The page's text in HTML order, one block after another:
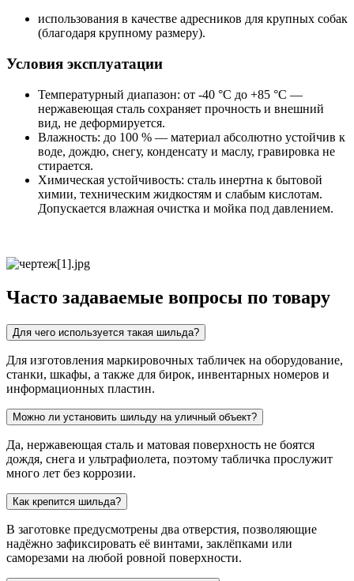
использования в качестве адресников для крупных собак
(благодаря крупному размеру).
Условия эксплуатации
Температурный диапазон: от -40 °C до +85 °C —
нержавеющая сталь сохраняет прочность и внешний
вид, не деформируется.
Влажность: до 100 % — материал абсолютно устойчив к
воде, дождю, снегу, конденсату и маслу, гравировка не
стирается.
Химическая устойчивость: сталь инертна к бытовой
химии, техническим жидкостям и слабым кислотам.
Допускается влажная очистка и мойка под давлением.
Часто задаваемые вопросы по товару
Для чего используется такая шильда?
Для изготовления маркировочных табличек на оборудование,
станки, шкафы, а также для бирок, инвентарных номеров и
информационных пластин.
Можно ли установить шильду на уличный объект?
Да, нержавеющая сталь и матовая поверхность не боятся
дождя, снега и ультрафиолета, поэтому табличка прослужит
много лет без коррозии.
Как крепится шильда?
В заготовке предусмотрены два отверстия, позволяющие
надёжно зафиксировать её винтами, заклёпками или
саморезами на любой ровной поверхности.